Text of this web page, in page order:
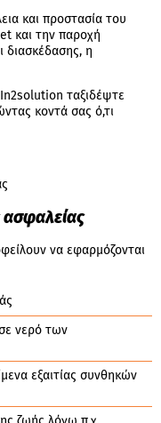
και προστασία του
και την παροχή
η
ταξιδέψτε
κοντά σας ό,τι
ασφαλείας
να εφαρμόζονται
νερό των
εξαιτίας συνθηκών